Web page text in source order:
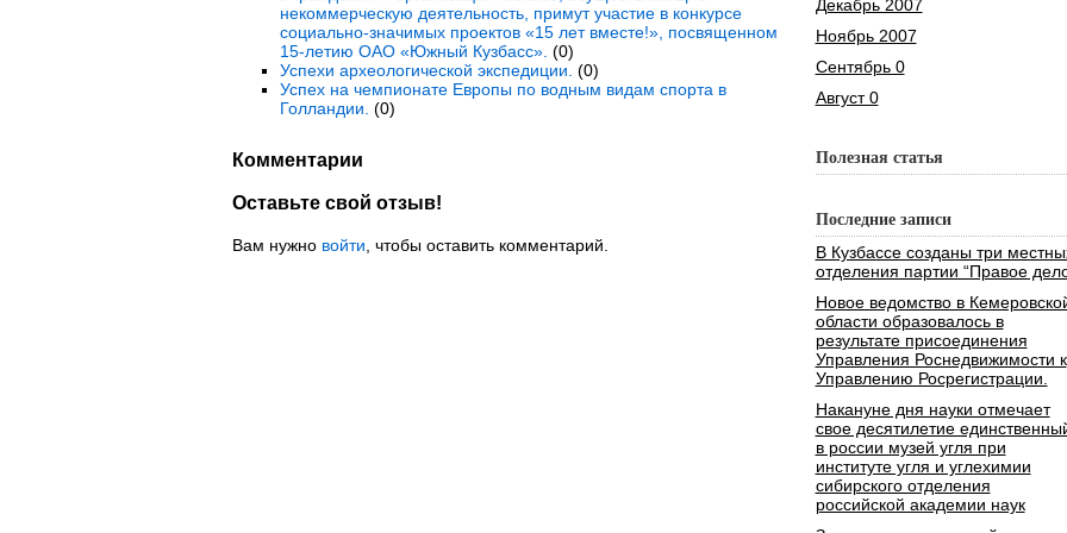
некоммерческую деятельность, примут участие в конкурсе
социально-значимых проектов «15 лет вместе!», посвященном
15-летию ОАО «Южный Кузбасс». (0)
Успехи археологической экспедиции. (0)
Успех на чемпионате Европы по водным видам спорта в
Голландии. (0)
Комментарии
Оставьте свой отзыв!
Вам нужно войти , чтобы оставить комментарий.
Декабрь 2007
Ноябрь 2007
Сентябрь 0
Август 0
Полезная статья
Последние записи
В Кузбассе созданы три
отделения партии “Правое
Новое ведомство в
области образовалось в
результате присоединения
Управления Роснедвижимости к
Управлению Росрегистрации.
Накануне дня науки отмечает
свое десятилетие
в россии музей угля при
институте угля и углехимии
сибирского отделения
российской академии наук